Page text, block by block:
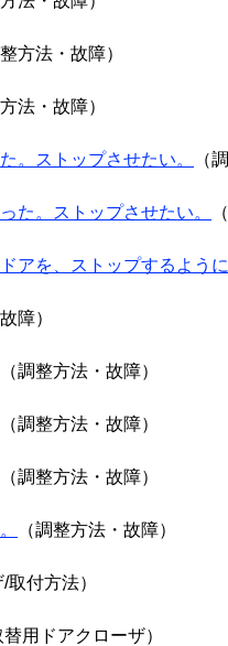
整方法・故障）
法・故障）
。ストップさせたい。 （
た。ストップさせたい。
アを、ストップするように
障）
（調整方法・故障）
（調整方法・故障）
（調整方法・故障）
（調整方法・故障）
取付方法）
替用ドアクローザ）